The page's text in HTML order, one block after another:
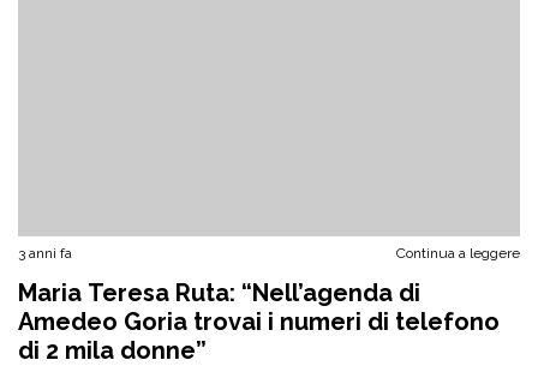
3 anni fa Continua a leggere
Maria Teresa Ruta: “Nell’agenda di
Amedeo Goria trovai i numeri di telefono
di 2 mila donne”